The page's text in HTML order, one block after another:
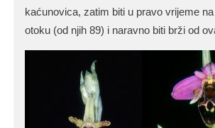
kaćunovica, zatim biti u pravo vrijeme
otoku (od njih 89) i naravno biti brži od